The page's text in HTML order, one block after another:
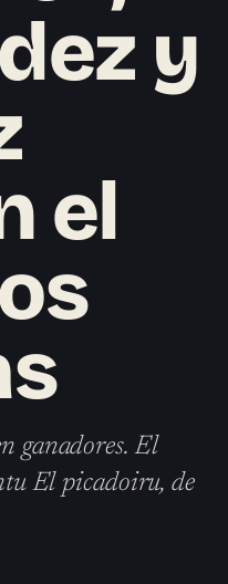
y
el
ganadores. El
El picadoiru, de